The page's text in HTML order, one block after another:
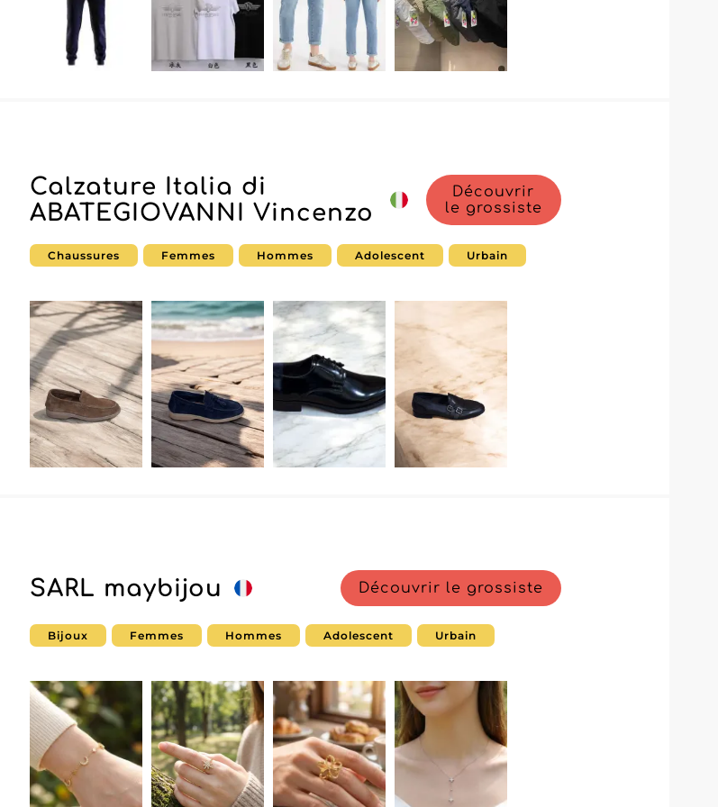
Calzature Italia di
ABATEGIOVANNI Vincenzo
Découvrir
le grossiste
Chaussures Femmes Hommes Adolescent Urbain
SARL maybijou Découvrir le grossiste
Bijoux Femmes Hommes Adolescent Urbain